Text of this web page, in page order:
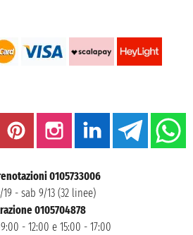
0105733006
- sab 9/13 (32 linee)
0105704878
- 12:00 e 15:00 - 17:00